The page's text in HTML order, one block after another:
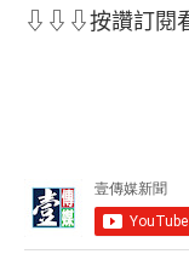
⇩⇩⇩按讚訂閱